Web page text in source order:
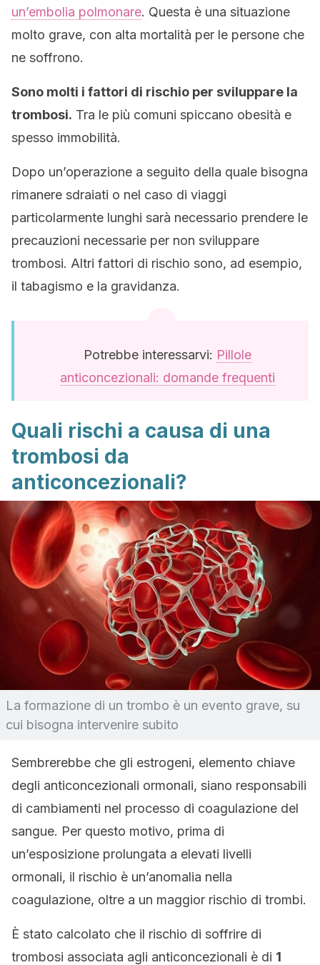
un’embolia polmonare. Questa è una situazione
molto grave, con alta mortalità per le persone che
ne soffrono.
Sono molti i fattori di rischio per sviluppare la
trombosi. Tra le più comuni spiccano obesità e
spesso immobilità.
Dopo un’operazione a seguito della quale bisogna
rimanere sdraiati o nel caso di viaggi
particolarmente lunghi sarà necessario prendere le
precauzioni necessarie per non sviluppare
trombosi. Altri fattori di rischio sono, ad esempio,
il tabagismo e la gravidanza.
Potrebbe interessarvi: Pillole
anticoncezionali: domande frequenti
Quali rischi a causa di una
trombosi da
anticoncezionali?
La formazione di un trombo è un evento grave, su
cui bisogna intervenire subito
Sembrerebbe che gli estrogeni, elemento chiave
degli anticoncezionali ormonali, siano responsabili
di cambiamenti nel processo di coagulazione del
sangue. Per questo motivo, prima di
un’esposizione prolungata a elevati livelli
ormonali, il rischio è un’anomalia nella
coagulazione, oltre a un maggior rischio di trombi.
È stato calcolato che il rischio di soffrire di
trombosi associata agli anticoncezionali è di 1